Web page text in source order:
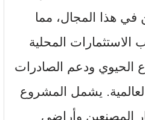
في هذا المجال، مما
الاستثمارات المحلية
الحيوي ودعم الصادرات
يشمل المشروع
لصغار المصنعين وأراضي